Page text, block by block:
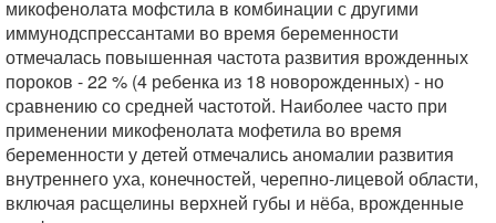
микофенолата мофстила в комбинации с другими
иммунодспрессантами во время беременности
отмечалась повышенная частота развития врожденных
пороков - 22 % (4 ребенка из 18 новорожденных) - но
сравнению со средней частотой. Наиболее часто при
применении микофенолата мофетила во время
беременности у детей отмечались аномалии развития
внутреннего уха, конечностей, черепно-лицевой области,
включая расщелины верхней губы и нёба, врожденные